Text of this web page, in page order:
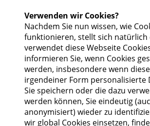
Verwenden wir Cookies?
Nachdem Sie nun wissen, wie
funktionieren, stellt sich natürlich
verwendet diese Webseite
informieren Sie, wenn Cookies
werden, insbesondere wenn
irgendeiner Form personalisierte
Sie speichern oder die dazu
werden können, Sie eindeutig
anonymisiert) wieder zu
wir global Cookies einsetzen,